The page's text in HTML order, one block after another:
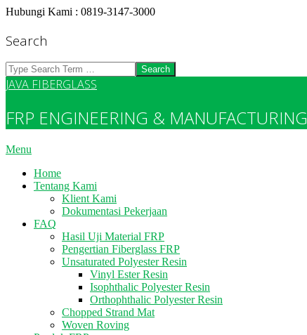
Skip
content
Hubungi Kami : 0819-3147-3000
Search
Search
JAVA FIBERGLASS
FRP ENGINEERING & MANUFACTURING
Primary
Menu
Menu
Home
Tentang Kami
Klient Kami
Dokumentasi Pekerjaan
FAQ
Hasil Uji Material FRP
Pengertian Fiberglass FRP
Unsaturated Polyester Resin
Vinyl Ester Resin
Isophthalic Polyester Resin
Orthophthalic Polyester Resin
Chopped Strand Mat
Woven Roving